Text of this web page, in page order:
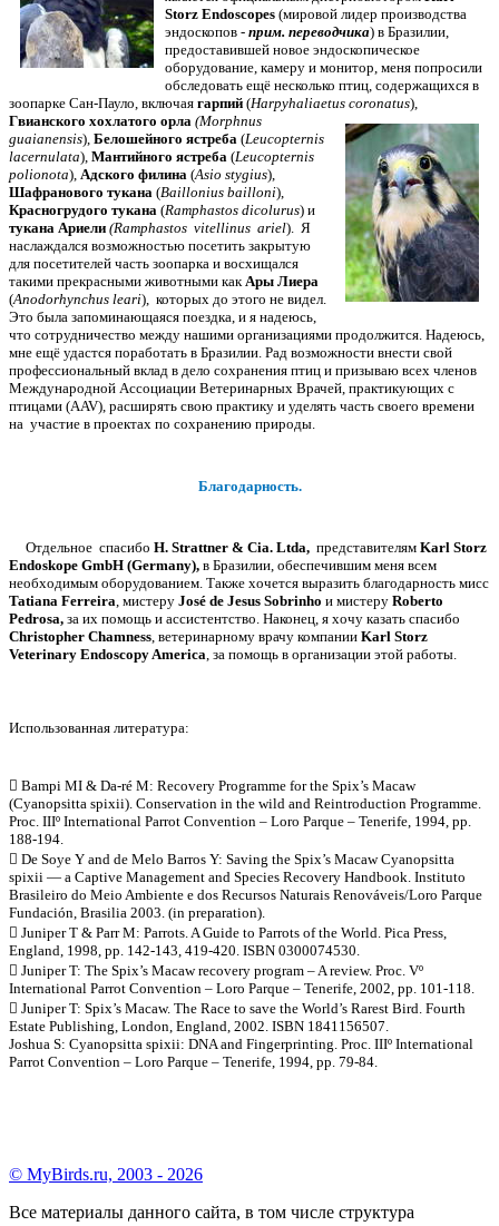
Storz Endoscopes (мировой лидер производства
эндоскопов - прим. переводчика) в Бразилии,
предоставившей новое эндоскопическое
оборудование, камеру и монитор, меня попросили
обследовать ещё несколько птиц, содержащихся в
зоопарке Сан-Пауло, включая гарпий (Harpyhaliaetus coronatus),
Гвианского хохлатого орла (Morphnus
guaianensis), Белошейного ястреба (Leucopternis
lacernulata), Мантийного ястреба (Leucopternis
polionota), Адского филина (Asio stygius),
Шафранового тукана (Baillonius bailloni),
Красногрудого тукана (Ramphastos dicolurus) и
тукана Ариели (Ramphastos vitellinus ariel). Я
наслаждался возможностью посетить закрытую
для посетителей часть зоопарка и восхищался
такими прекрасными животными какАры Лиера
(Anodorhynchus leari), которых до этого не видел.
Это была запоминающаяся поездка, и я надеюсь,
что сотрудничество между нашими организациями продолжится. Надеюсь,
мне ещё удастся поработать в Бразилии. Рад возможности внести свой
профессиональный вклад в дело сохранения птиц и призываю всех членов
Международной Ассоциации Ветеринарных Врачей, практикующих с
птицами (AAV), расширять свою практику и уделять часть своего времени
на участие в проектах по сохранению природы.
Благодарность.
Отдельное спасибо Н. Strattner & Cia. Ltda, представителям Karl Storz
Endoskope GmbH (Germany), в Бразилии, обеспечившим меня всем
необходимым оборудованием. Также хочется выразить благодарность мисс
Tatiana Ferreira , мистеру José de Jesus Sobrinho и мистеру Roberto
Pedrosa, за их помощь и ассистентство. Наконец, я хочу казать спасибо
Christopher Chamness , ветеринарному врачу компании Karl Storz
Veterinary Endoscopy America , за помощь в организации этой работы.
Использованная литература:
 Bampi MI & Da-ré M: Recovery Programme for the Spix’s Macaw
(Cyanopsitta spixii). Conservation in the wild and Reintroduction Programme.
Proc. IIIº International Parrot Convention – Loro Parque – Tenerife, 1994, pp.
188-194.
 De Soye Y and de Melo Barros Y: Saving the Spix’s Macaw Cyanopsitta
spixii — a Captive Management and Species Recovery Handbook. Instituto
Brasileiro do Meio Ambiente e dos Recursos Naturais Renováveis/Loro Parque
Fundación, Brasilia 2003. (in preparation).
 Juniper T & Parr M: Parrots. A Guide to Parrots of the World. Pica Press,
England, 1998, pp. 142-143, 419-420. ISBN 0300074530.
 Juniper T: The Spix’s Macaw recovery program – A review. Proc. Vº
International Parrot Convention – Loro Parque – Tenerife, 2002, pp. 101-118.
 Juniper T: Spix’s Macaw. The Race to save the World’s Rarest Bird. Fourth
Estate Publishing, London, England, 2002. ISBN 1841156507.
Joshua S: Cyanopsitta spixii: DNA and Fingerprinting. Proc. IIIº International
Parrot Convention – Loro Parque – Tenerife, 1994, pp. 79-84.
© MyBirds.ru, 2003 - 2026
Все материалы данного сайта, в том числе структура